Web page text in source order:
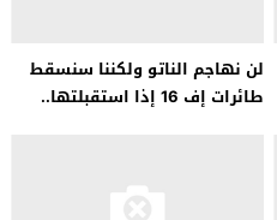
لن نهاجم الناتو ولكننا سنسقط
طائرات إف 16 إذا استقبلتها..